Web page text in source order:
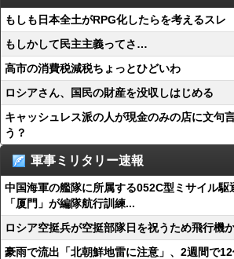
もしも日本全土がRPG化したらを考えるスレ
もしかして民主主義ってさ…
高市の消費税減税ちょっとひどいわ
ロシアさん、国民の財産を没収しはじめる
キャッシュレス派の人が現金のみの店に文句
う？
軍事ミリタリー速報
中国海軍の艦隊に所属する052C型ミサイル駆
「厦門」が編隊航行訓練...
ロシア空挺兵が空挺部隊日を祝うため飛行機
豪雨で流出「北朝鮮地雷に注意」、2週間で